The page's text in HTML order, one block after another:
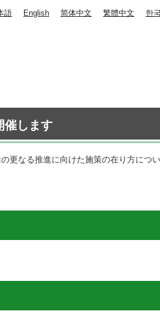
語 English 简体中文 繁體中文 한
催します
更なる推進に向けた施策の在り方につ